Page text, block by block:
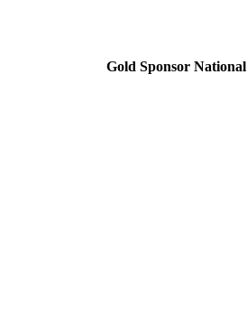
Gold Sponsor National